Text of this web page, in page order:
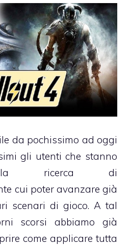
da pochissimo ad oggi
gli utenti che stanno
ricerca di
cui poter avanzare già
scenari di gioco. A tal
scorsi abbiamo già
come applicare tutta